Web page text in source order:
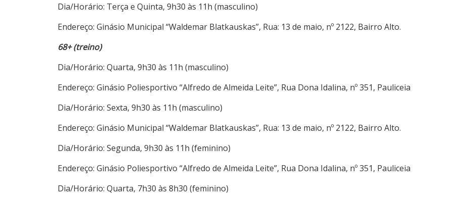
Dia/Horário: Terça e Quinta, 9h30 às 11h (masculino)
Endereço: Ginásio Municipal “Waldemar Blatkauskas”, Rua: 13 de maio, nº 2122, Bairro Alto.
68+ (treino)
Dia/Horário: Quarta, 9h30 às 11h (masculino)
Endereço: Ginásio Poliesportivo “Alfredo de Almeida Leite”, Rua Dona Idalina, nº 351, Pauliceia
Dia/Horário: Sexta, 9h30 às 11h (masculino)
Endereço: Ginásio Municipal “Waldemar Blatkauskas”, Rua: 13 de maio, nº 2122, Bairro Alto.
Dia/Horário: Segunda, 9h30 às 11h (feminino)
Endereço: Ginásio Poliesportivo “Alfredo de Almeida Leite”, Rua Dona Idalina, nº 351, Pauliceia
Dia/Horário: Quarta, 7h30 às 8h30 (feminino)